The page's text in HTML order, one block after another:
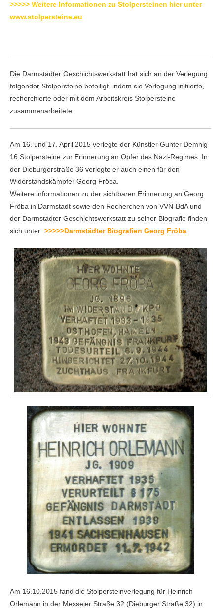
>>>>> Weitere Informationen zu Stolpersteinen hier unter
www.stolpersteine.eu
Die Darmstädter Geschichtswerkstatt hat sich an der Verlegung
folgender Stolpersteine beteiligt, indem sie Verlegung initiierte,
recherchierte oder mit dem Arbeitskreis Stolpersteine
zusammenarbeitete.
Am 16. und 17. April 2015 verlegte der Künstler Gunter Demnig
16 Stolpersteine zur Erinnerung an Opfer des Nazi-Regimes. In
der Dieburgerstraße 36 verlegte er auch einen für den
Widerstandskämpfer Georg Fröba.
Weitere Informationen zu der sichtbaren Erinnerung an Georg
Fröba in Darmstadt sowie den Recherchen von VVN-BdA und
der Darmstädter Geschichtswerkstatt zu seiner Biografie finden
sich unter >>>>>Darmstädter Biografien Georg Fröba.
Am 16.10.2015 fand die Stolpersteinverlegung für Heinrich
Orlemann in der Messeler Straße 32 (Dieburger Straße 32) in